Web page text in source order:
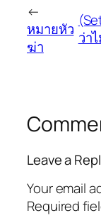
←
หมายหัว
ฆ่า
ว่า
Leave a
Your email
Required